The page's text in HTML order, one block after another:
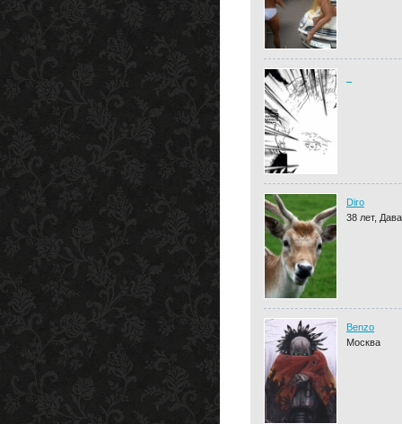
Diro
38 лет,
Benzo
Москва